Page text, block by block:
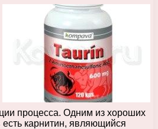
процесса. Одним из хороших
карнитин, являющийся